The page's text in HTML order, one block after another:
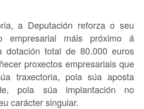
a Deputación reforza o seu
empresarial máis próximo á
dotación total de 80.000 euros
proxectos empresariais que
traxectoria, pola súa aposta
pola súa implantación no
carácter singular.